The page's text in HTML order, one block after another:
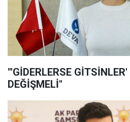
"'GİDERLERSE
DEĞİŞMELİ"